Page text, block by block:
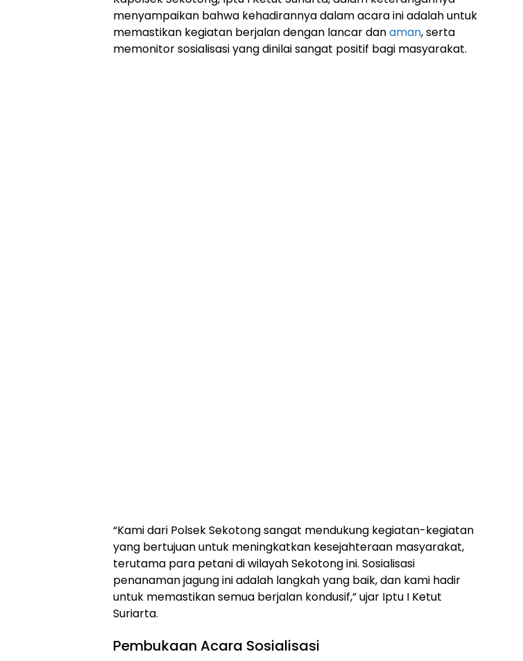
menyampaikan bahwa kehadirannya dalam acara ini adalah untuk
memastikan kegiatan berjalan dengan lancar danaman, serta
memonitor sosialisasi yang dinilai sangat positif bagi masyarakat.
“Kami dari Polsek Sekotong sangat mendukung kegiatan-kegiatan
yang bertujuan untuk meningkatkan kesejahteraan masyarakat,
terutama para petani di wilayah Sekotong ini. Sosialisasi
penanaman jagung ini adalah langkah yang baik, dan kami hadir
untuk memastikan semua berjalan kondusif,” ujar Iptu I Ketut
Suriarta.
Pembukaan Acara Sosialisasi